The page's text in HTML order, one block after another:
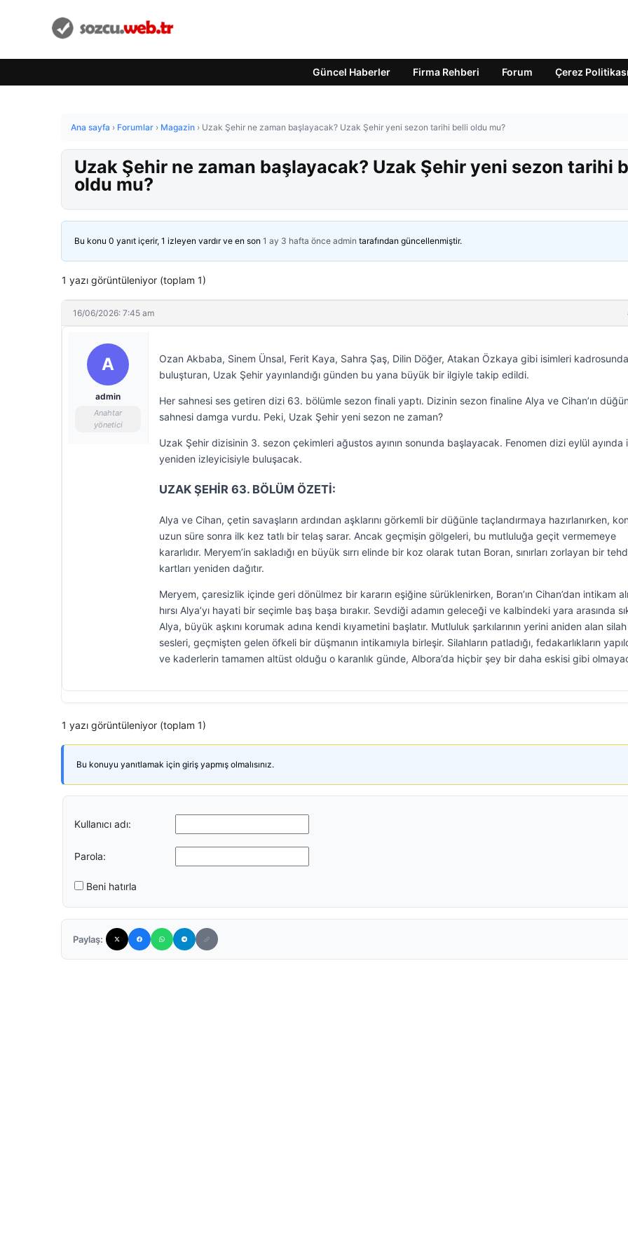
Güncel Haberler Firma Rehberi Forum Çerez Politikası
Ana sayfa › Forumlar › Magazin › Uzak Şehir ne zaman başlayacak? Uzak Şehir yeni sezon tarihi belli oldu mu?
Uzak Şehir ne zaman başlayacak? Uzak Şehir yeni sezon tarihi
oldu mu?
Bu konu 0 yanıt içerir, 1 izleyen vardır ve en son 1 ay 3 hafta önce admin tarafından güncellenmiştir.
1 yazı görüntüleniyor (toplam 1)
16/06/2026: 7:45 am
A
admin
Anahtar
yönetici
Ozan Akbaba, Sinem Ünsal, Ferit Kaya, Sahra Şaş, Dilin Döğer, Atakan Özkaya gibi isimleri kadrosunda
buluşturan, Uzak Şehir yayınlandığı günden bu yana büyük bir ilgiyle takip edildi.
Her sahnesi ses getiren dizi 63. bölümle sezon finali yaptı. Dizinin sezon finaline Alya ve Cihan’ın düğün
sahnesi damga vurdu. Peki, Uzak Şehir yeni sezon ne zaman?
Uzak Şehir dizisinin 3. sezon çekimleri ağustos ayının sonunda başlayacak. Fenomen dizi eylül ayında
yeniden izleyicisiyle buluşacak.
UZAK ŞEHİR 63. BÖLÜM ÖZETİ:
Alya ve Cihan, çetin savaşların ardından aşklarını görkemli bir düğünle taçlandırmaya hazırlanırken,
uzun süre sonra ilk kez tatlı bir telaş sarar. Ancak geçmişin gölgeleri, bu mutluluğa geçit vermemeye
kararlıdır. Meryem’in sakladığı en büyük sırrı elinde bir koz olarak tutan Boran, sınırları zorlayan bir
kartları yeniden dağıtır.
Meryem, çaresizlik içinde geri dönülmez bir kararın eşiğine sürüklenirken, Boran’ın Cihan’dan intikam
hırsı Alya’yı hayati bir seçimle baş başa bırakır. Sevdiği adamın geleceği ve kalbindeki yara arasında
Alya, büyük aşkını korumak adına kendi kıyametini başlatır. Mutluluk şarkılarının yerini aniden alan silah
sesleri, geçmişten gelen öfkeli bir düşmanın intikamıyla birleşir. Silahların patladığı, fedakarlıkların
ve kaderlerin tamamen altüst olduğu o karanlık günde, Albora’da hiçbir şey bir daha eskisi gibi
1 yazı görüntüleniyor (toplam 1)
Bu konuyu yanıtlamak için giriş yapmış olmalısınız.
Kullanıcı adı:
Parola:
Beni hatırla
Paylaş: